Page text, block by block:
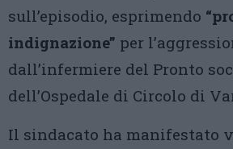
sull’episodio, esprimendo
indignazione” per
dall’infermiere del Pronto
dell’Ospedale di Circolo di
Il sindacato ha manifestato